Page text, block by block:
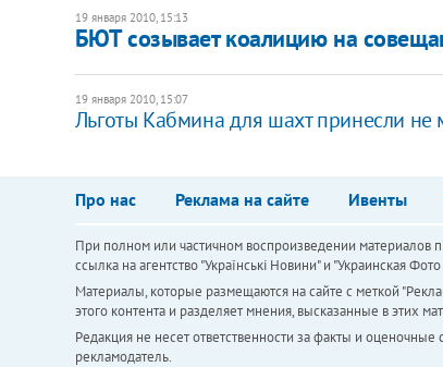
19 января 2010, 15:13
БЮТ созывает коалицию на
19 января 2010, 15:07
Льготы Кабмина для шахт принесли не
Про нас Реклама на сайте Ивенты
При полном или частичном воспроизведении материалов
ссылка на агентство "Українськi Новини" и "Украинская
Материалы, которые размещаются на сайте с меткой
этого контента и разделяет мнения, высказанные в этих
Редакция не несет ответственности за факты и
рекламодатель.